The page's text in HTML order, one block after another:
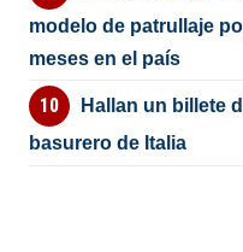
modelo de patrullaje
meses en el país
Hallan un billete
basurero de Italia